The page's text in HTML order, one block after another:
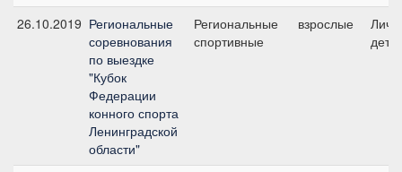
26.10.2019 Региональные
соревнования
по выездке
"Кубок
Федерации
конного спорта
Ленинградской
области"
Региональные
спортивные
взрослые
дети